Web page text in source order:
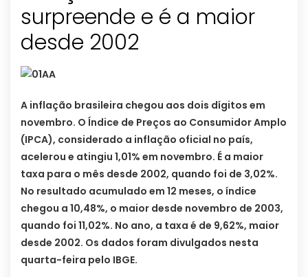
surpreende e é a maior
desde 2002
A inflação brasileira chegou aos dois dígitos em
novembro. O Índice de Preços ao Consumidor Amplo
(IPCA), considerado a inflação oficial no país,
acelerou e atingiu 1,01% em novembro. É a maior
taxa para o mês desde 2002, quando foi de 3,02%.
No resultado acumulado em 12 meses, o índice
chegou a 10,48%, o maior desde novembro de 2003,
quando foi 11,02%. No ano, a taxa é de 9,62%, maior
desde 2002. Os dados foram divulgados nesta
quarta-feira pelo IBGE.